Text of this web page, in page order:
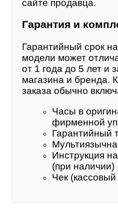
сайте продавца.
Гарантия и
Гарантийный срок
модели может
от 1 года до 5 лет и
магазина и бренда.
заказа обычно
Часы в
фирменной
Гарантийный
Инструкция
(при наличии)
Чек